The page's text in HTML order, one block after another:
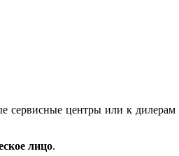
сервисные центры или к
лицо.